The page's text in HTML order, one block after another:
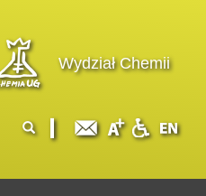
Wydział Chemii